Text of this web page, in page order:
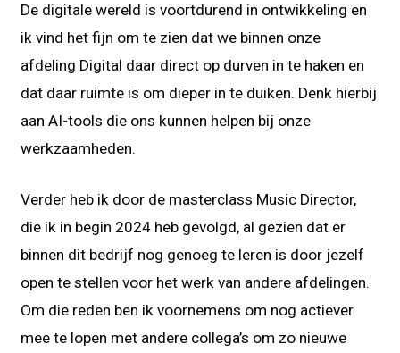
De digitale wereld is voortdurend in ontwikkeling en
ik vind het fijn om te zien dat we binnen onze
afdeling Digital daar direct op durven in te haken en
dat daar ruimte is om dieper in te duiken. Denk hierbij
aan AI-tools die ons kunnen helpen bij onze
werkzaamheden.
Verder heb ik door de masterclass Music Director,
die ik in begin 2024 heb gevolgd, al gezien dat er
binnen dit bedrijf nog genoeg te leren is door jezelf
open te stellen voor het werk van andere afdelingen.
Om die reden ben ik voornemens om nog actiever
mee te lopen met andere collega’s om zo nieuwe